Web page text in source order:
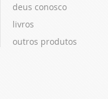
deus conosco
livros
outros produtos